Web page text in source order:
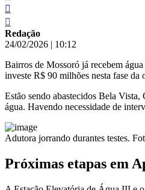
Redação
24/02/2026 | 10:12
Bairros de Mossoró já recebem
investe R$ 90 milhões nesta fase da
Estão sendo abastecidos Bela
água. Havendo necessidade de
Adutora jorrando durantes testes.
Próximas etapas em